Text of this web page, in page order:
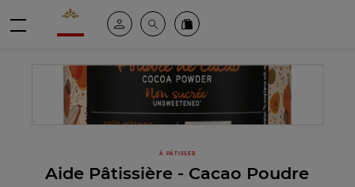
Valrhona - Imaginons le meilleur du chocolat
Espace clientRechercheCommandez en ligne
À PÂTISSER
Aide Pâtissière - Cacao Poudre